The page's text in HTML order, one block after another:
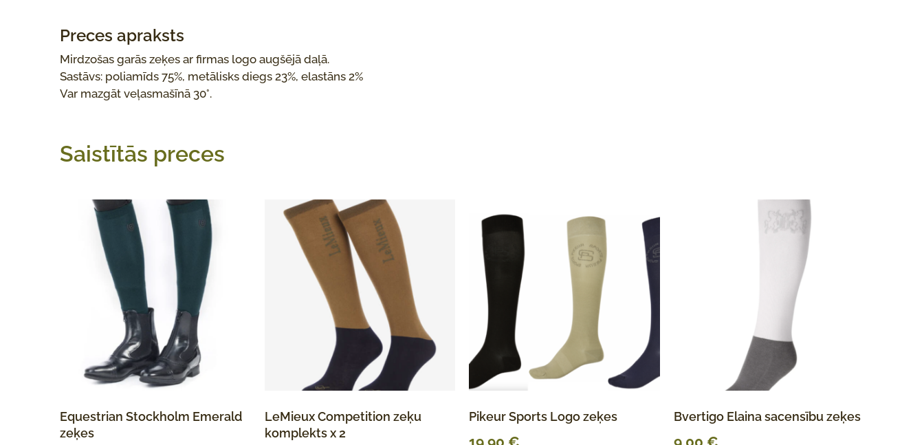
Preces apraksts
Mirdzošas garās zeķes ar firmas logo augšējā daļā.
Sastāvs: poliamīds 75%, metālisks diegs 23%, elastāns 2%
Var mazgāt veļasmašīnā 30°.
Saistītās preces
Equestrian Stockholm Emerald
zeķes
LeMieux Competition zeķu
komplekts x 2
Pikeur Sports Logo zeķes Bvertigo Elaina sacensību zeķes